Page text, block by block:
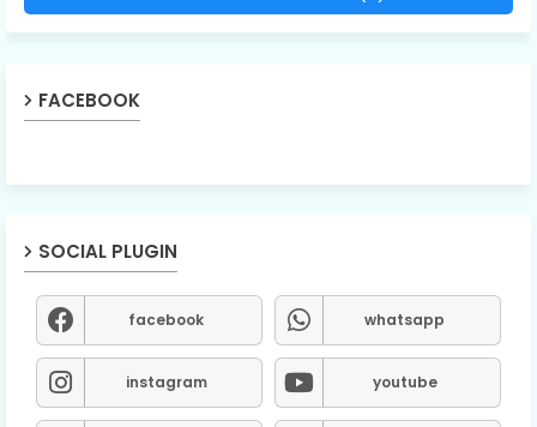
FACEBOOK
SOCIAL PLUGIN
facebook whatsapp
instagram youtube